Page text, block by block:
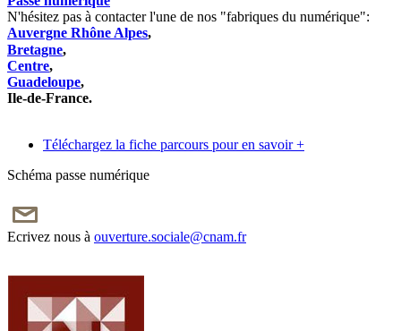
N'hésitez pas à contacter l'une de nos "fabriques du numérique":
Auvergne Rhône Alpes,
Bretagne,
Centre,
Guadeloupe,
Ile-de-France.
Téléchargez la fiche parcours pour en savoir +
Schéma passe numérique
Ecrivez nous à ouverture.sociale@cnam.fr